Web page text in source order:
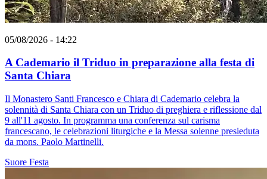
05/08/2026 - 14:22
A Cademario il Triduo in preparazione alla festa di
Santa Chiara
Il Monastero Santi Francesco e Chiara di Cademario celebra la
solennità di Santa Chiara con un Triduo di preghiera e riflessione dal
9 all'11 agosto. In programma una conferenza sul carisma
francescano, le celebrazioni liturgiche e la Messa solenne presieduta
da mons. Paolo Martinelli.
Suore Festa